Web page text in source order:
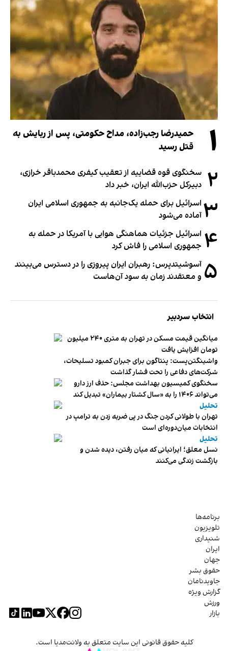
۱
حمیدرضا رجب‌زاده، مداح حکومتی، پس از ربایش به
قتل رسید
۲ سخنگوی قوه قضاییه از تعقیب کیفری محمدباقر خرازی،
دبیر‌کل حزب‌الله ایران، خبر داد
۳ اسرائیل برای حمله یک‌جانبه به جمهوری اسلامی ایران
آماده می‌شود
۴ اسرائیل جزئیات هماهنگی هوایی با آمریکا در حمله به
جمهوری اسلامی را فاش کرد
۵ آسوشیتدپرس: رهبران ایران پیروزی را در دسترس می‌بینند
و معتقدند زمان به سود آن‌هاست
انتخاب سردبیر
میانگین قیمت مسکن در تهران به متری ۲۴۰ میلیون
تومان افزایش یافت
واشینگتن‌پست: پنتاگون برای جبران کمبود تسلیحات،
شرکت‌های دفاعی را تحت فشار گذاشت
سخنگوی کمیسیون بهداشت مجلس: حذف ارز دارو
می‌تواند ۱۴۰۶ را به «سال کشتار بیماران» تبدیل کند
تحلیل
تهران با طولانی کردن جنگ در پی ضربه زدن به ترامپ در
انتخابات میان‌دوره‌ای است
تحلیل
نسل معلق؛ ایرانیانی که میان رفتن، دیده شدن و
بازگشت زندگی می‌کنند
برنامه‌ها
تلویزیون
شنیداری
ایران
جهان
حقوق بشر
جاویدنامان
گزارش ویژه
ورزش
بازار
کلیه حقوق قانونی این سایت متعلق به ولانت‌مدیا است.